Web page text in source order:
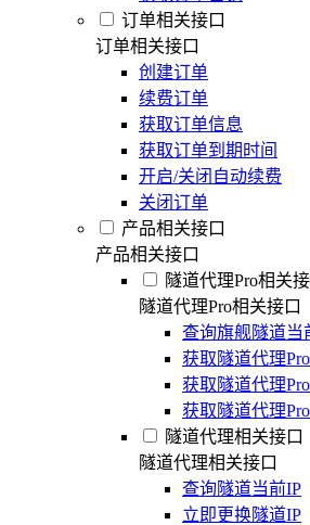
订单相关接口
订单相关接口
创建订单
续费订单
获取订单信息
获取订单到期时间
开启/关闭自动续费
关闭订单
产品相关接口
产品相关接口
隧道代理Pro相关
隧道代理Pro相关接口
查询旗舰隧道当
获取隧道代理
获取隧道代理
获取隧道代理
隧道代理相关接口
隧道代理相关接口
查询隧道当前IP
立即更换隧道IP